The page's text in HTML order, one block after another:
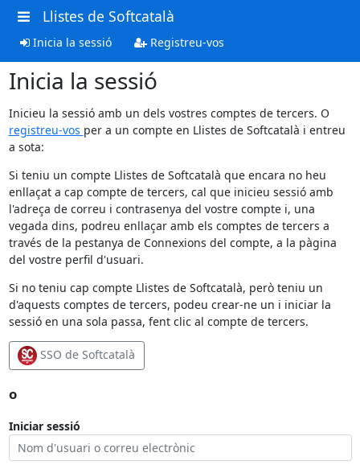
Llistes de Softcatalà
Inicia la sessió Registreu-vos
Inicia la sessió
Inicieu la sessió amb un dels vostres comptes de tercers. O
registreu-vos per a un compte en Llistes de Softcatalà i entreu
a sota:
Si teniu un compte Llistes de Softcatalà que encara no heu
enllaçat a cap compte de tercers, cal que inicieu sessió amb
l'adreça de correu i contrasenya del vostre compte i, una
vegada dins, podreu enllaçar amb els comptes de tercers a
través de la pestanya de Connexions del compte, a la pàgina
del vostre perfil d'usuari.
Si no teniu cap compte Llistes de Softcatalà, però teniu un
d'aquests comptes de tercers, podeu crear-ne un i iniciar la
sessió en una sola passa, fent clic al compte de tercers.
SSO de Softcatalà
o
Iniciar sessió